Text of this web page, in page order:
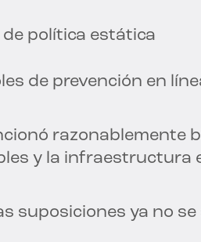
de política estática
de prevención en
razonablemente
y la infraestructura
suposiciones ya no